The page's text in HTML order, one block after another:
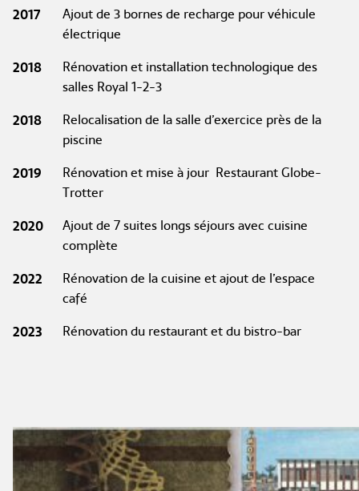
2017
Ajout de 3 bornes de recharge pour véhicule
électrique
2018
Rénovation et installation technologique des
salles Royal 1-2-3
2018
Relocalisation de la salle d’exercice près de la
piscine
2019
Rénovation et mise à jour Restaurant Globe-
Trotter
2020
Ajout de 7 suites longs séjours avec cuisine
complète
2022
Rénovation de la cuisine et ajout de l’espace
café
2023 Rénovation du restaurant et du bistro-bar